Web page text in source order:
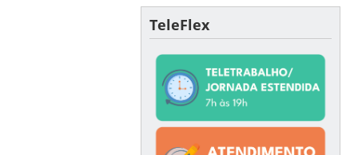
TeleFlex